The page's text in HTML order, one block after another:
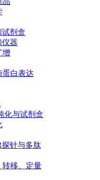
试剂盒
仪器
增
蛋白表达
化与试剂盒
探针与多肽
转移、定量